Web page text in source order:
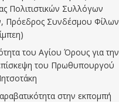
Πολιτιστικών Συλλόγων
Πρόεδρος Συνδέσμου Φίλων
του Αγίου Όρους για την
του Πρωθυπουργού
στην εκπομπή